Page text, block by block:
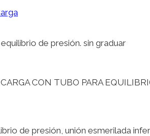
de presión. sin graduar
CON TUBO PARA
de presión, unión esmerilada